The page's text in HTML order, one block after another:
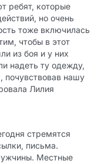
ребят, которые
но очень
тоже включилась
чтобы в этот
из боя и у них
надеть ту одежду,
почувствовав нашу
Лилия
стремятся
письма.
Местные